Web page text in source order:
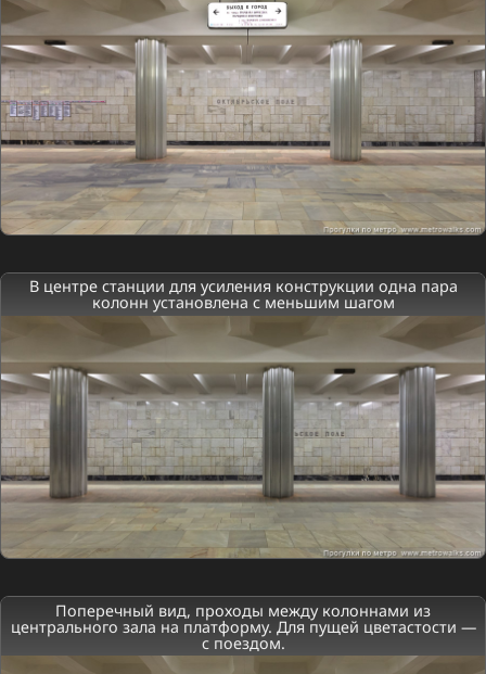
В центре станции для усиления конструкции одна пара
колонн установлена с меньшим шагом
Поперечный вид, проходы между колоннами из
центрального зала на платформу. Для пущей цветастости —
с поездом.